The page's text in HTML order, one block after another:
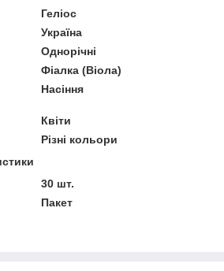
Геліос
Україна
Однорічні
Фіалка (Віола)
Насіння
Квіти
Різні кольори
30 шт.
Пакет